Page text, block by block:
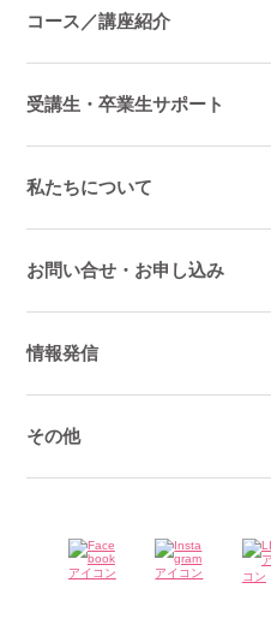
コース／講座紹介
受講生・卒業生サポート
私たちについて
お問い合せ・お申し込み
情報発信
その他